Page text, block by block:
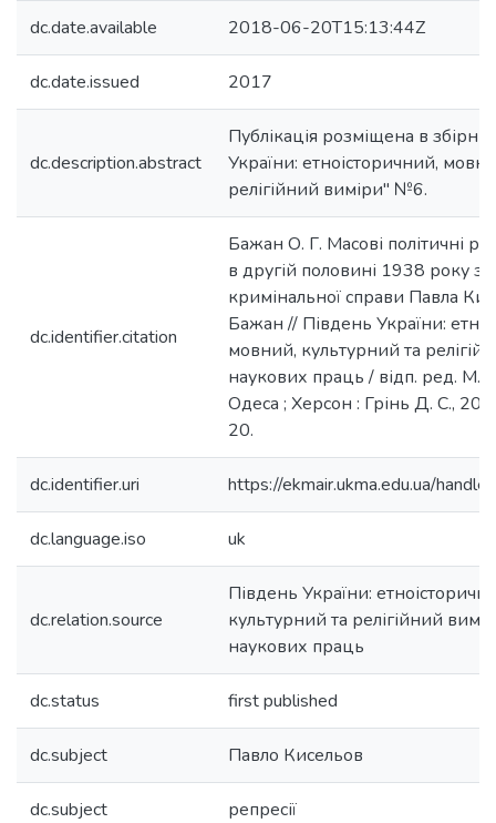
dc.date.available 2018-06-20T15:13:44Z
dc.date.issued 2017
dc.description.abstract
Публікація розміщена в
України: етноісторичний,
релігійний виміри" №6.
dc.identifier.citation
Бажан О. Г. Масові політичні
в другій половині 1938 року
кримінальної справи Павла
Бажан // Південь України:
мовний, культурний та
наукових праць / відп. ред. М.
Одеса ; Херсон : Грінь Д. С.,
20.
dc.identifier.uri https://ekmair.ukma.edu.ua/
dc.language.iso uk
dc.relation.source
Південь України:
культурний та релігійний
наукових праць
dc.status first published
dc.subject Павло Кисельов
dc.subject репресії